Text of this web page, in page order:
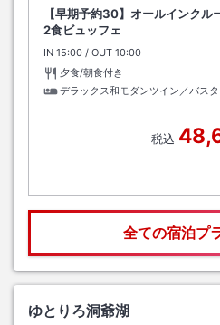
【早期予約30】オールインク
2食ビュッフェ
IN チェックイン
15:00 / OUT チェックアウト
10:00
夕食/朝食付き
デラックス和モダンツイン／バス
税込
全ての宿泊プ
ゆとりろ洞爺湖